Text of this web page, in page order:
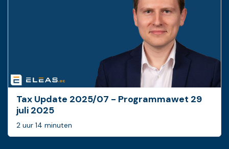
Tax Update 2025/07 - Programmawet 29
juli 2025
2 uur 14 minuten